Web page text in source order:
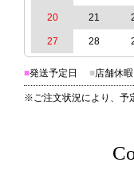
20 21
27 28
■発送予定日 ■店舗休暇
※ご注文状況により、予